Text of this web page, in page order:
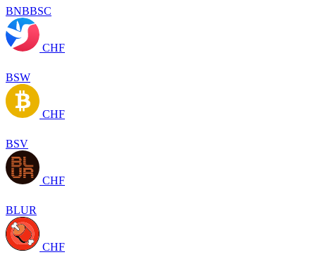
BNBBSC
CHF
BSW
CHF
BSV
CHF
BLUR
CHF